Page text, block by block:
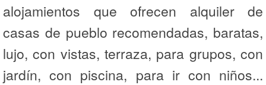
alojamientos que ofrecen alquiler de
casas de pueblo recomendadas, baratas,
lujo, con vistas, terraza, para grupos, con
jardín, con piscina, para ir con niños...